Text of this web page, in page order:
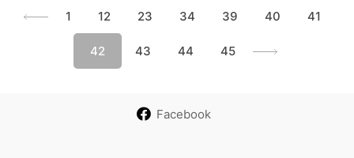
1 12 23 34 39 40 41
42 43 44 45
Facebook